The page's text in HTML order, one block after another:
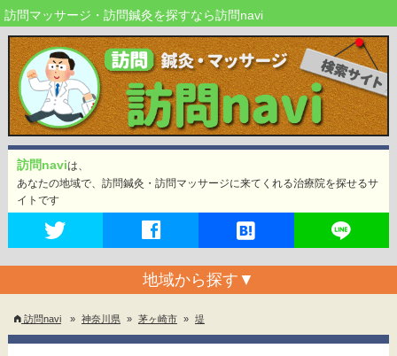
訪問マッサージ・訪問鍼灸を探すなら訪問navi
訪問naviは、
あなたの地域で、訪問鍼灸・訪問マッサージに来てくれる治療院を探せるサ
イトです
地域から探す ▼
訪問navi » 神奈川県 » 茅ヶ崎市 » 堤